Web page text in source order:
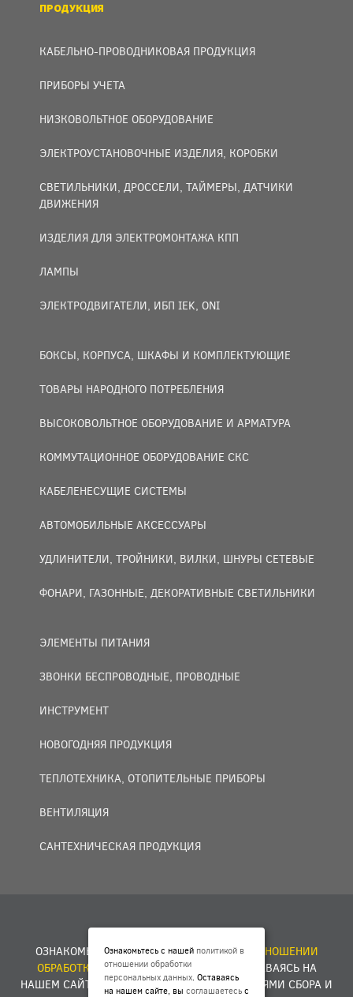
ПРОДУКЦИЯ
КАБЕЛЬНО-ПРОВОДНИКОВАЯ ПРОДУКЦИЯ
ПРИБОРЫ УЧЕТА
НИЗКОВОЛЬТНОЕ ОБОРУДОВАНИЕ
ЭЛЕКТРОУСТАНОВОЧНЫЕ ИЗДЕЛИЯ, КОРОБКИ
СВЕТИЛЬНИКИ, ДРОССЕЛИ, ТАЙМЕРЫ, ДАТЧИКИ
ДВИЖЕНИЯ
ИЗДЕЛИЯ ДЛЯ ЭЛЕКТРОМОНТАЖА КПП
ЛАМПЫ
ЭЛЕКТРОДВИГАТЕЛИ, ИБП IEK, ONI
БОКСЫ, КОРПУСА, ШКАФЫ И КОМПЛЕКТУЮЩИЕ
ТОВАРЫ НАРОДНОГО ПОТРЕБЛЕНИЯ
ВЫСОКОВОЛЬТНОЕ ОБОРУДОВАНИЕ И АРМАТУРА
КОММУТАЦИОННОЕ ОБОРУДОВАНИЕ СКС
КАБЕЛЕНЕСУЩИЕ СИСТЕМЫ
АВТОМОБИЛЬНЫЕ АКСЕССУАРЫ
УДЛИНИТЕЛИ, ТРОЙНИКИ, ВИЛКИ, ШНУРЫ СЕТЕВЫЕ
ФОНАРИ, ГАЗОННЫЕ, ДЕКОРАТИВНЫЕ СВЕТИЛЬНИКИ
ЭЛЕМЕНТЫ ПИТАНИЯ
ЗВОНКИ БЕСПРОВОДНЫЕ, ПРОВОДНЫЕ
ИНСТРУМЕНТ
НОВОГОДНЯЯ ПРОДУКЦИЯ
ТЕПЛОТЕХНИКА, ОТОПИТЕЛЬНЫЕ ПРИБОРЫ
ВЕНТИЛЯЦИЯ
САНТЕХНИЧЕСКАЯ ПРОДУКЦИЯ
ОЗНАКОМЬТЕСЬ С НАШЕЙПОЛИТИКОЙ В ОТНОШЕНИИ
ОБРАБОТКИ ПЕРСОНАЛЬНЫХ ДАННЫХ
. ОСТАВАЯСЬ НА
НАШЕМ САЙТЕ, ВЫСОГЛАШАЕТЕСЬС УСЛОВИЯМИ СБОРА И
Ознакомьтесь с нашей политикой в
отношении обработки
персональных данных. Оставаясь
на нашем сайте, вы соглашаетесь с